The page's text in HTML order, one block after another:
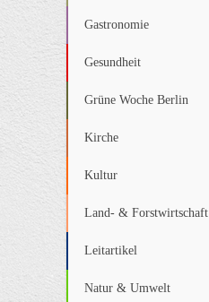
Gastronomie
Gesundheit
Grüne Woche Berlin
Kirche
Kultur
Land- & Forstwirtschaft
Leitartikel
Natur & Umwelt